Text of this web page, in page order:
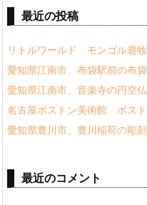
最近の投稿
リトルワールド モンゴル遊牧
愛知県江南市、布袋駅前の布袋
愛知県江南市、音楽寺の円空仏
名古屋ボストン美術館 ボス
愛知県豊川市、豊川稲荷の彫刻
最近のコメント